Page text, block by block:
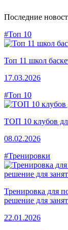
Последние
#Топ 10
Топ 11 школ
17.03.2026
#Топ 10
ТОП 10 клубов
08.02.2026
#Тренировки
Тренировка для
решение для
22.01.2026